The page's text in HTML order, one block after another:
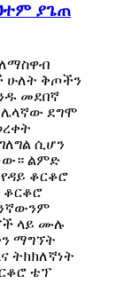
ያጌጠ
ሁለት ቅጦችን
መደበኛ
ሌላኛው ደግሞ
ሲሆን
ልምድ
ቆርቆሮ
ቆርቆሮ
ላይ ሙሉ
ማግኘት
ትክክለኛነት
ቴፕ